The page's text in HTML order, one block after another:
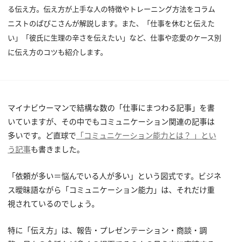
る伝え方。伝え方が上手な人の特徴やトレーニング方法をコラム
ニストのぱぴこさんが解説します。また、「仕事を休むと伝えた
い」「彼氏に生理の辛さを伝えたい」など、仕事や恋愛のケース別
に伝え方のコツも紹介します。
マイナビウーマンで結構な数の「仕事にまつわる記事」を書
いていますが、その中でもコミュニケーション関連の記事は
多いです。ど直球で 「コミュニケーション能力とは？ 」とい
う記事も書きました。
「依頼が多い＝悩んでいる人が多い」という図式です。ビジネ
ス曖昧語ながら「コミュニケーション能力」は、それだけ重
視されているのでしょう。
特に「伝え方」は、報告・プレゼンテーション・商談・調